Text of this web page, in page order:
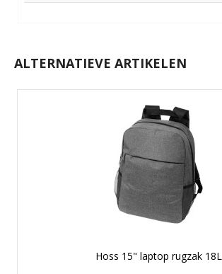
ALTERNATIEVE ARTIKELEN
Hoss 15" laptop rugzak 18L